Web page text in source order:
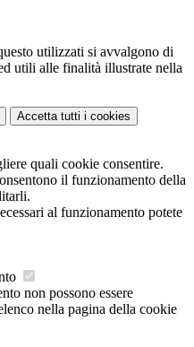
utilizzati si avvalgono di
utili alle finalità illustrate nella
Accetta tutti i cookies
quali cookie consentire.
il funzionamento della
al funzionamento potete
non possono essere
nella pagina della cookie